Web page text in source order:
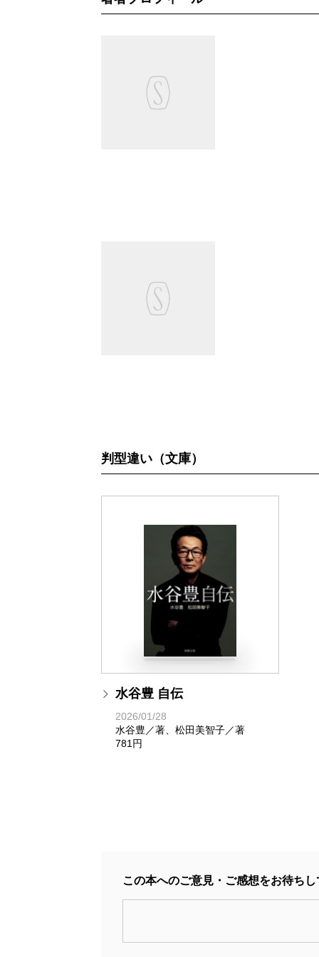
判型違い（文庫）
水谷豊 自伝
2026/01/28
水谷豊／著、松田美智子／著
781円
この本へのご意見・ご感想をお待ちし